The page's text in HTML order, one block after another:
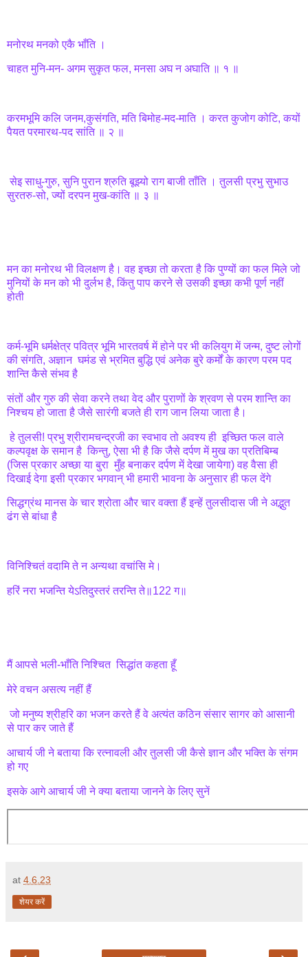
मनोरथ मनको एकै भाँति ।
चाहत मुनि-मन- अगम सुकृत फल, मनसा अघ न अघाति ॥ १ ॥
करमभूमि कलि जनम,कुसंगति, मति बिमोह-मद-माति । करत कुजोग कोटि, कयों
पैयत परमारथ-पद सांति ॥ २ ॥
सेइ साधु-गुरु, सुनि पुरान श्रुति बूझ्यो राग बाजी ताँति । तुलसी प्रभु सुभाउ
सुरतरु-सो, ज्यों दरपन मुख-कांति ॥ ३ ॥
मन का मनोरथ भी विलक्षण है। वह इच्छा तो करता है कि पुण्यों का फल मिले जो
मुनियों के मन को भी दुर्लभ है, किंतु पाप करने से उसकी इच्छा कभी पूर्ण नहीं
होती
कर्म-भूमि धर्मक्षेत्र पवित्र भूमि भारतवर्ष में होने पर भी कलियुग में जन्म, दुष्ट लोगों
की संगति, अज्ञान घमंड से भ्रमित बुद्धि एवं अनेक बुरे कर्मों के कारण परम पद
शान्ति कैसे संभव है
संतों और गुरु की सेवा करने तथा वेद और पुराणों के श्रवण से परम शान्ति का
निश्चय हो जाता है जैसे सारंगी बजते ही राग जान लिया जाता है।
हे तुलसी! प्रभु श्रीरामचन्द्रजी का स्वभाव तो अवश्य ही इच्छित फल वाले
कल्पवृक्ष के समान है किन्तु, ऐसा भी है कि जैसे दर्पण में मुख का प्रतिबिम्ब
(जिस प्रकार अच्छा या बुरा मुँह बनाकर दर्पण में देखा जायेगा) वह वैसा ही
दिखाई देगा इसी प्रकार भगवान् भी हमारी भावना के अनुसार ही फल देंगे
सिद्धग्रंथ मानस के चार श्रोता और चार वक्ता हैं इन्हें तुलसीदास जी ने अद्भुत
ढंग से बांधा है
विनिश्चितं वदामि ते न अन्यथा वचांसि मे।
हरिं नरा भजन्ति येऽतिदुस्तरं तरन्ति ते॥122 ग॥
मैं आपसे भली-भाँति निश्चित सिद्धांत कहता हूँ
मेरे वचन असत्य नहीं हैं
जो मनुष्य श्रीहरि का भजन करते हैं वे अत्यंत कठिन संसार सागर को आसानी
से पार कर जाते हैं
आचार्य जी ने बताया कि रत्नावली और तुलसी जी कैसे ज्ञान और भक्ति के संगम
हो गए
इसके आगे आचार्य जी ने क्या बताया जानने के लिए सुनें
at 4.6.23
शेयर करें